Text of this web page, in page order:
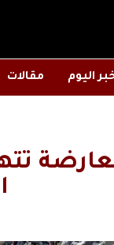
اليوم مقالات